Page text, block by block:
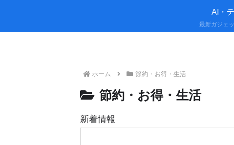
AI・
ホーム 節約・お得・生活
節約・お得・生活
新着情報